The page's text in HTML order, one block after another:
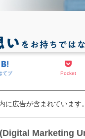
てブ Pocket
に広告が含まれています。
Marketing